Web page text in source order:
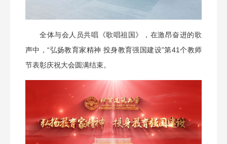
全体与会人员共唱《歌唱祖国》，在激昂奋进的歌
声中，“弘扬教育家精神 投身教育强国建设”第41个教师
节表彰庆祝大会圆满结束。